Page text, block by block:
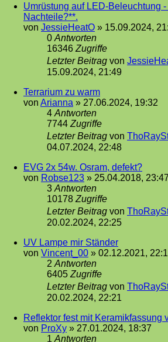
Umrüstung auf LED-Beleuchtung -
Nachteile?**.
von JessieHeatO » 15.09.2024,
0 Antworten
16346 Zugriffe
Letzter Beitrag von
15.09.2024, 21:49
Terrarium zu warm
von Arianna » 27.06.2024, 19:32
4 Antworten
7744 Zugriffe
Letzter Beitrag von
04.07.2024, 22:48
EVG 2x 54w. Osram, defekt?
von Robse123 » 25.04.2018, 23:47
3 Antworten
10178 Zugriffe
Letzter Beitrag von
20.02.2024, 22:25
UV Lampe mir Ständer
von Vincent_00 » 02.12.2021,
2 Antworten
6405 Zugriffe
Letzter Beitrag von
20.02.2024, 22:21
Reflektor fest mit Keramikfassung
von ProXy » 27.01.2024, 18:37
1 Antworten